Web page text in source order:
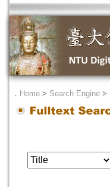
． Home > Search Engine >